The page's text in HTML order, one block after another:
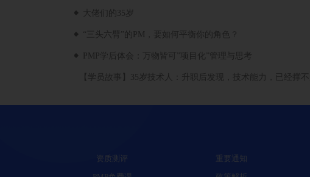
大佬们的35岁
“三头六臂”的PM，要如何平衡你的角色？
PMP学后体会：万物皆可”项目化”管理与思考
【学员故事】35岁技术人：升职后发现，技术能力，已经撑
资质测评
重要通知